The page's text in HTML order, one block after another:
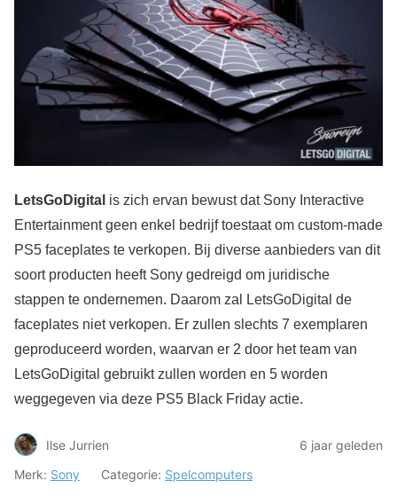
LetsGoDigital is zich ervan bewust dat Sony Interactive
Entertainment geen enkel bedrijf toestaat om custom-made
PS5 faceplates te verkopen. Bij diverse aanbieders van dit
soort producten heeft Sony gedreigd om juridische
stappen te ondernemen. Daarom zal LetsGoDigital de
faceplates niet verkopen. Er zullen slechts 7 exemplaren
geproduceerd worden, waarvan er 2 door het team van
LetsGoDigital gebruikt zullen worden en 5 worden
weggegeven via deze PS5 Black Friday actie.
Ilse Jurrien
6 jaar geleden
Merk: Sony Categorie: Spelcomputers